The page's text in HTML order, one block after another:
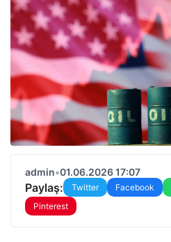
admin•01.06.2026 17:07
Paylaş: Twitter Facebook
Pinterest